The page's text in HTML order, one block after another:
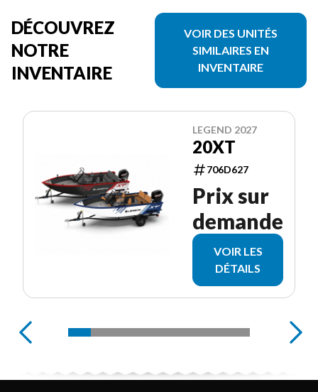
DÉCOUVREZ
NOTRE
INVENTAIRE
VOIR DES UNITÉS
SIMILAIRES EN
INVENTAIRE
LEGEND 2027
20XT
706D627
Prix sur
demande
VOIR LES
DÉTAILS